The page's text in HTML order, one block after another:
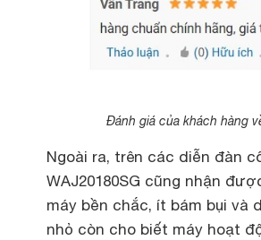
Đánh giá của khách hàng
Ngoài ra, trên các diễn đàn
WAJ20180SG cũng nhận
máy bền chắc, ít bám bụi và
nhỏ còn cho biết máy hoạt